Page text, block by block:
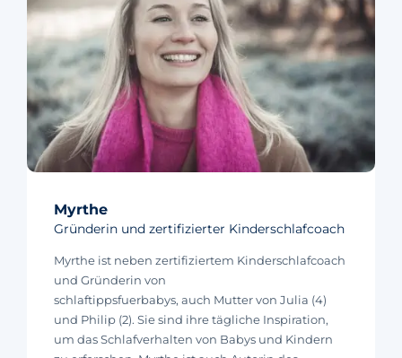
Myrthe
Gründerin und zertifizierter Kinderschlafcoach
Myrthe ist neben zertifiziertem Kinderschlafcoach
und Gründerin von
schlaftippsfuerbabys, auch Mutter von Julia (4)
und Philip (2). Sie sind ihre tägliche Inspiration,
um das Schlafverhalten von Babys und Kindern